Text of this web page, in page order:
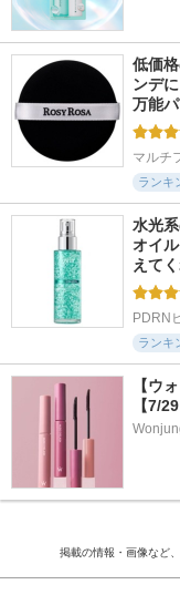
低価
ンデ
万能
マルチ
ランキ
水光
オイ
えて
PDRN
ランキ
【ウ
【7/
掲載の情報・画像など